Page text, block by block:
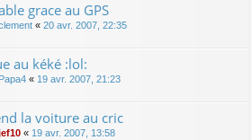
grace au GPS
« 20 avr. 2007, 22:35
au kéké :lol:
Papa4 « 19 avr. 2007, 21:23
la voiture au cric
« 19 avr. 2007, 13:58